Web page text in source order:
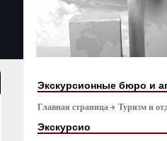
Экскурсионные бюро и
Главная страница Туризм и
Экскурсио